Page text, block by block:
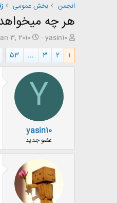
انجمن
بخش عمومی
هر چه
ش
ر
ع
و
yasin10
ت
ا
ر
ی
خ
ش
3, 2010
1
2
3
...
53
Y
yasin10
عضو جدید